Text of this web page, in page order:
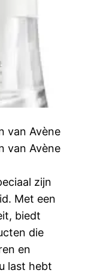
van Avène
van Avène
zijn
Met een
biedt
die
en
last hebt